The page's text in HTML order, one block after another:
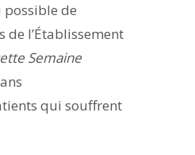
possible de
de l’Établissement
Semaine
qui souffrent